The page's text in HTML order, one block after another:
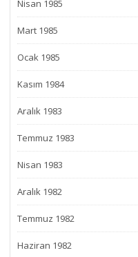
Nisan 1985
Mart 1985
Ocak 1985
Kasım 1984
Aralık 1983
Temmuz 1983
Nisan 1983
Aralık 1982
Temmuz 1982
Haziran 1982